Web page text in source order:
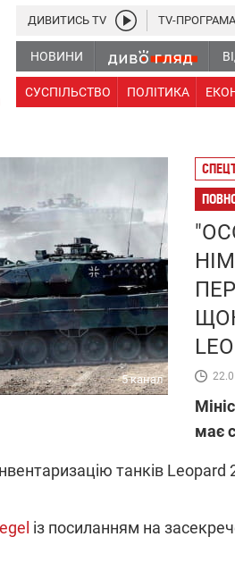
НОВИНИ
СУСПІЛЬСТВО ПОЛІТИКА
ДИВИТИСЬ TV TV-ПРОГРАМА
5 канал
має
танків Leopard
із посиланням на
ВІДКЛЮЧЕННЯ СВІТЛА В
Частина споживачів у